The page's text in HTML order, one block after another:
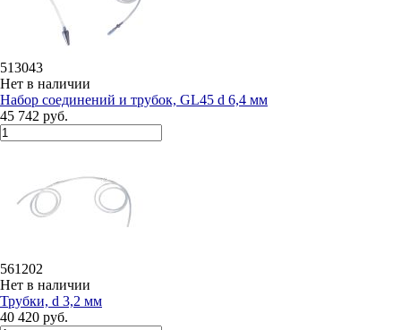
513043
Нет в наличии
Набор соединений и трубок, GL45 d 6,4 мм
45 742 руб.
561202
Нет в наличии
Трубки, d 3,2 мм
40 420 руб.